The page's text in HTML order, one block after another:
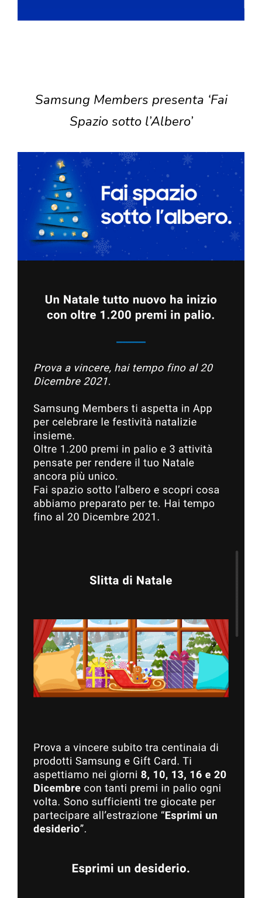
Samsung Members presenta ‘Fai
Spazio sotto l’Albero’